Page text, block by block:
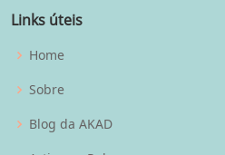
Links úteis
Home
Sobre
Blog da AKAD